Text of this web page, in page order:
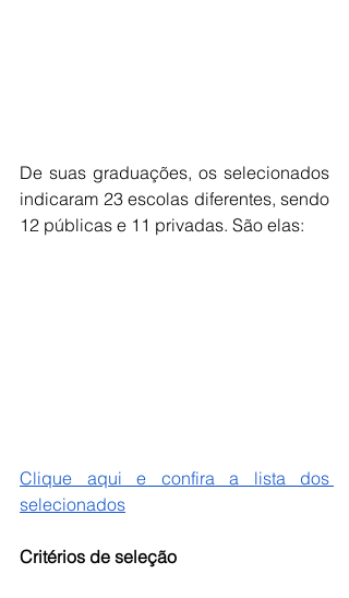
De suas graduações, os selecionados
indicaram 23 escolas diferentes, sendo
12 públicas e 11 privadas. São elas:
Clique aqui e confira a lista dos
selecionados
Critérios de seleção